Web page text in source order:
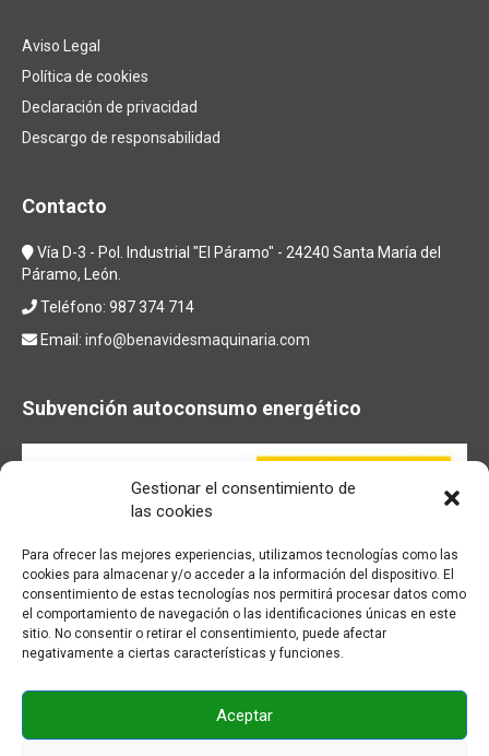
Gestionar el consentimiento de
las cookies
Para ofrecer las mejores experiencias, utilizamos tecnologías como las
cookies para almacenar y/o acceder a la información del dispositivo. El
consentimiento de estas tecnologías nos permitirá procesar datos como
el comportamiento de navegación o las identificaciones únicas en este
sitio. No consentir o retirar el consentimiento, puede afectar
negativamente a ciertas características y funciones.
Aceptar
Aviso Legal
Política de cookies
Declaración de privacidad
Descargo de responsabilidad
Contacto
Vía D-3 - Pol. Industrial "El Páramo" - 24240 Santa María del
Páramo, León.
Teléfono: 987 374 714
Email: info@benavidesmaquinaria.com
Subvención autoconsumo energético